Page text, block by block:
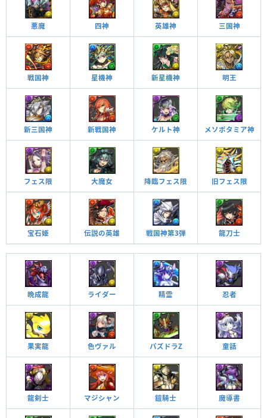
悪魔 四神 英雄神 三国神
戦国神 星機神 新星機神 明王
新三国神 新戦国神 ケルト神 メソポタミア神
フェス限 大魔女 降臨フェス限 旧フェス限
宝石姫 伝説の英雄 戦国神第3弾 龍刀士
晩成龍 ライダー 精霊 忍者
果実龍 色ヴァル パズドラZ 童話
龍剣士 マジシャン 鎧騎士 魔導書